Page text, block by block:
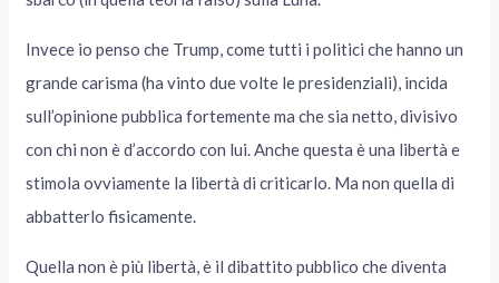
Invece io penso che Trump, come tutti i politici che hanno un
grande carisma (ha vinto due volte le presidenziali), incida
sull’opinione pubblica fortemente ma che sia netto, divisivo
con chi non è d’accordo con lui. Anche questa è una libertà e
stimola ovviamente la libertà di criticarlo. Ma non quella di
abbatterlo fisicamente.
Quella non è più libertà, è il dibattito pubblico che diventa